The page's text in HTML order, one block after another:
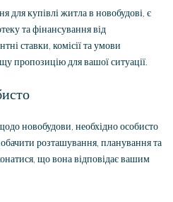
для купівлі житла в новобудові, є
та фінансування від
ставки, комісії та умови
пропозицію для вашої ситуації.
новобудови, необхідно особисто
розташування, планування та
що вона відповідає вашим